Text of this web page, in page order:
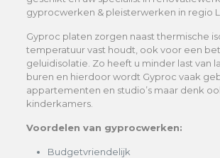
gyprocwerken & pleisterwerken in regio
Gyproc platen zorgen naast thermische
temperatuur vast houdt, ook voor een
geluidisolatie. Zo heeft u minder last van
buren en hierdoor wordt Gyproc vaak
appartementen en studio’s maar denk
kinderkamers.
Voordelen van gyprocwerken:
Budgetvriendelijk